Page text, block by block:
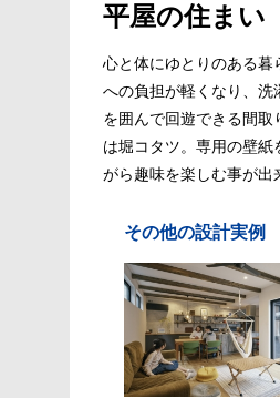
平屋の住まい
心と体にゆとりのある
への負担が軽くなり、洗
を囲んで回遊できる間
は堀コタツ。専用の壁
がら趣味を楽しむ事が出
その他の設計実例